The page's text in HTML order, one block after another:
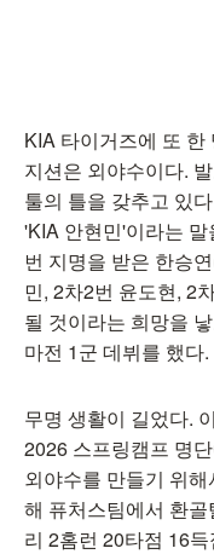
KIA 타이거즈에 또
지션은 외야수이다.
툴의 틀을 갖추고 있
'KIA 안현민'이라는
번 지명을 받은 한승
민, 2차2번 윤도현, 2
될 것이라는 희망을
마전 1군 데뷔를 했다.
무명 생활이 길었다.
2026 스프링캠프 명
외야수를 만들기 위
해 퓨처스팀에서 환
리 2홈런 20타점 16